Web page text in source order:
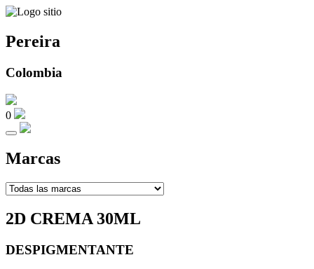
Pereira
Colombia
0
Marcas
2D CREMA 30ML
DESPIGMENTANTE